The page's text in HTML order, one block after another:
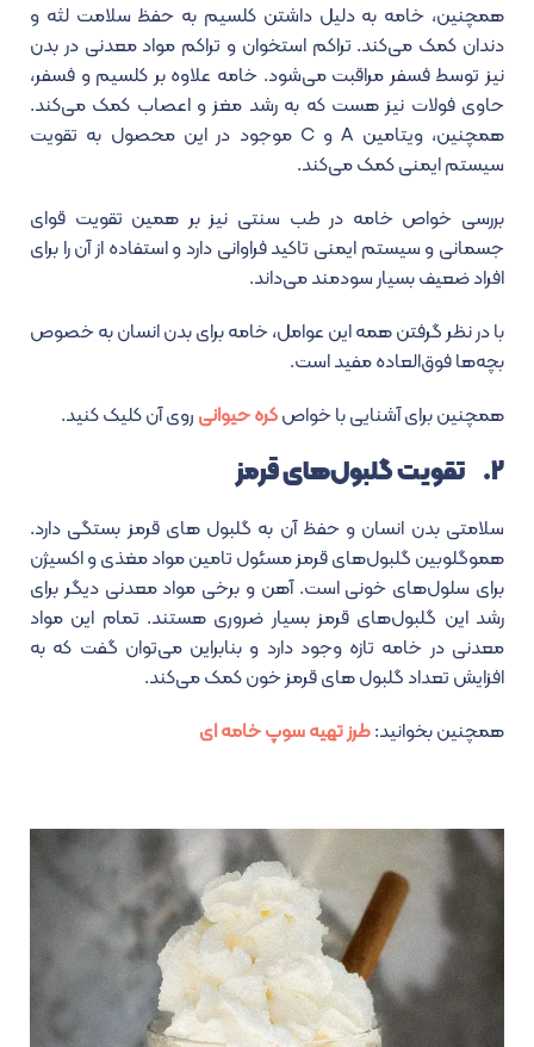
همچنین، خامه به دلیل داشتن کلسیم به حفظ سلامت لثه و
دندان کمک می‌کند. تراکم استخوان و تراکم مواد معدنی در بدن
نیز توسط فسفر مراقبت می‌شود. خامه علاوه بر کلسیم و فسفر،
حاوی فولات نیز هست که به رشد مغز و اعصاب کمک می‌کند.
همچنین، ویتامین A و C موجود در این محصول به تقویت
سیستم ایمنی کمک می‌کند.
بررسی خواص خامه در طب سنتی نیز بر همین تقویت قوای
جسمانی و سیستم ایمنی تاکید فراوانی دارد و استفاده از آن را برای
افراد ضعیف بسیار سودمند می‌داند.
با در نظر گرفتن همه این عوامل، خامه برای بدن انسان به خصوص
بچه‌ها فوق‌العاده مفید است.
همچنین برای آشنایی با خواصکره حیوانی روی آن کلیک کنید.
۲. تقویت گلبول‌های قرمز
سلامتی بدن انسان و حفظ آن به گلبول های قرمز بستگی دارد.
هموگلوبین گلبول‌های قرمز مسئول تامین مواد مغذی و اکسیژن
برای سلول‌های خونی است. آهن و برخی مواد معدنی دیگر برای
رشد این گلبول‌های قرمز بسیار ضروری هستند. تمام این مواد
معدنی در خامه تازه وجود دارد و بنابراین می‌توان گفت که به
افزایش تعداد گلبول های قرمز خون کمک می‌کند.
همچنین بخوانید:طرز تهیه سوپ خامه ای